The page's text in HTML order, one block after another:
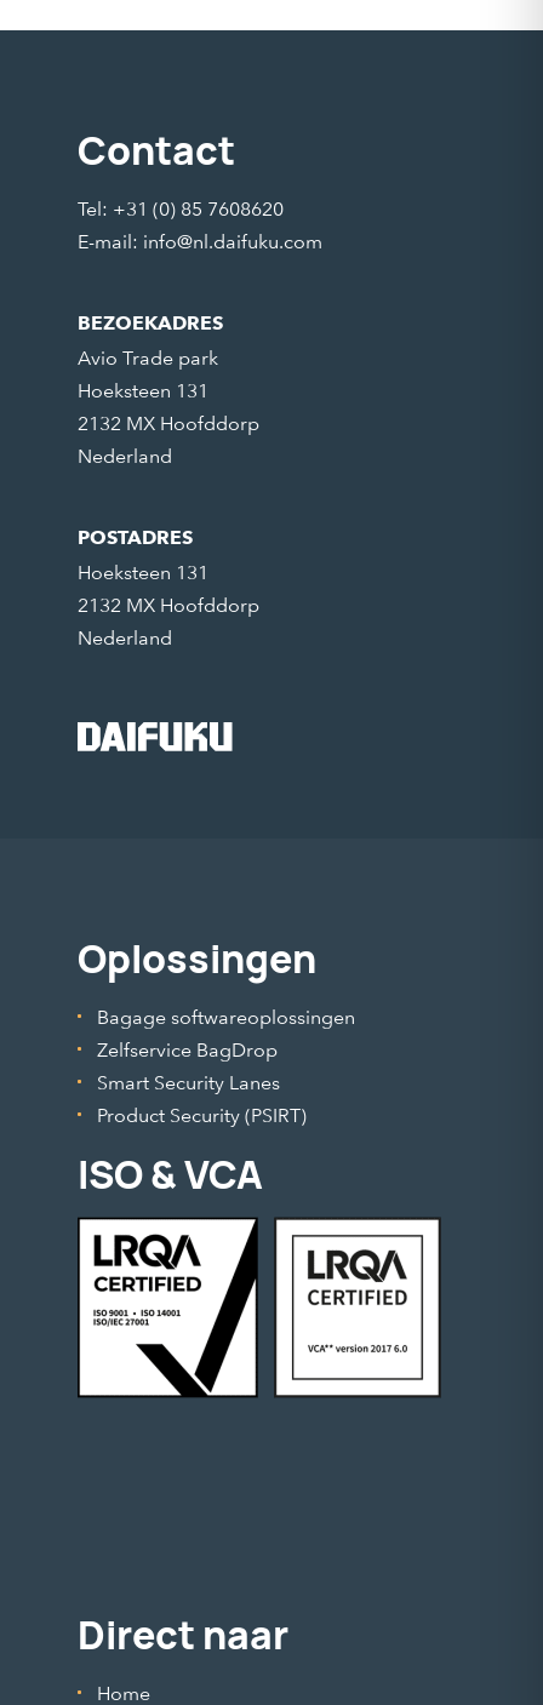
Contact
Tel: +31 (0) 85 7608620
E-mail: info@nl.daifuku.com
BEZOEKADRES
Avio Trade park
Hoeksteen 131
2132 MX Hoofddorp
Nederland
POSTADRES
Hoeksteen 131
2132 MX Hoofddorp
Nederland
Oplossingen
Bagage softwareoplossingen
Zelfservice BagDrop
Smart Security Lanes
Product Security (PSIRT)
ISO & VCA
Direct naar
Home